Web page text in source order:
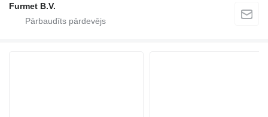
Furmet B.V.